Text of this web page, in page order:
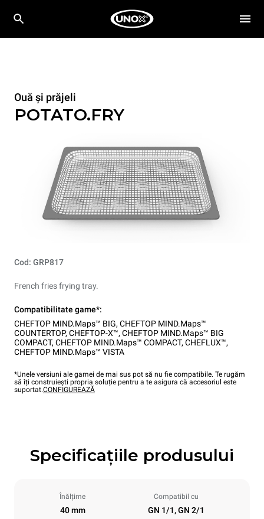
Ouă și prăjeli
POTATO.FRY
Cod: GRP817
French fries frying tray.
Compatibilitate game*:
CHEFTOP MIND.Maps™ BIG, CHEFTOP MIND.Maps™
COUNTERTOP, CHEFTOP-X™, CHEFTOP MIND.Maps™ BIG
COMPACT, CHEFTOP MIND.Maps™ COMPACT, CHEFLUX™,
CHEFTOP MIND.Maps™ VISTA
*Unele versiuni ale gamei de mai sus pot să nu fie compatibile. Te rugăm
să îți construiești propria soluție pentru a te asigura că accesoriul este
suportat.CONFIGUREAZĂ
Specificațiile produsului
Înălțime
40 mm
Compatibil cu
GN 1/1, GN 2/1